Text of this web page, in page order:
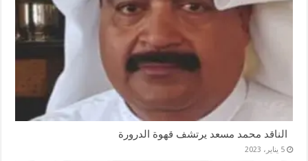
الناقد محمد مسعد يرتشف قهوة الدرورة
5 يناير، 2023